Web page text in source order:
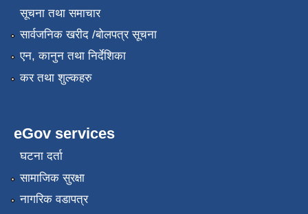
सूचना तथा समाचार
सार्वजनिक खरीद /बोलपत्र सूचना
एन, कानुन तथा निर्देशिका
कर तथा शुल्कहरु
eGov services
घटना दर्ता
सामाजिक सुरक्षा
नागरिक वडापत्र